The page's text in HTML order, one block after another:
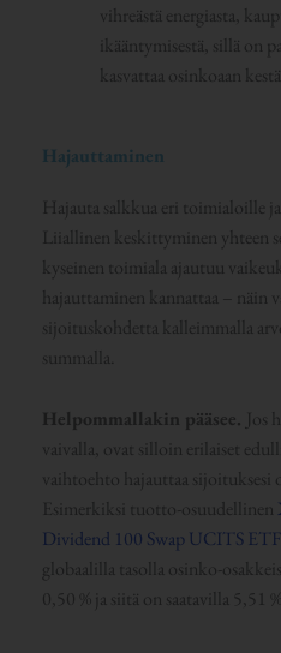
vihreästä energiasta,
ikääntymisestä, sillä on
kasvattaa osinkoaan
Hajauttaminen
Hajauta salkkua eri toimialoille
Liiallinen keskittyminen yhteen
kyseinen toimiala ajautuu
hajauttaminen kannattaa – näin
sijoituskohdetta kalleimmalla
summalla.
Helpommallakin pääsee. Jos
vaivalla, ovat silloin erilaiset
vaihtoehto hajauttaa sijoituksesi
Esimerkiksi tuotto-osuudellinen
Dividend 100 Swap UCITS ETF
globaalilla tasolla osinko-
0,50 % ja siitä on saatavilla 5,51